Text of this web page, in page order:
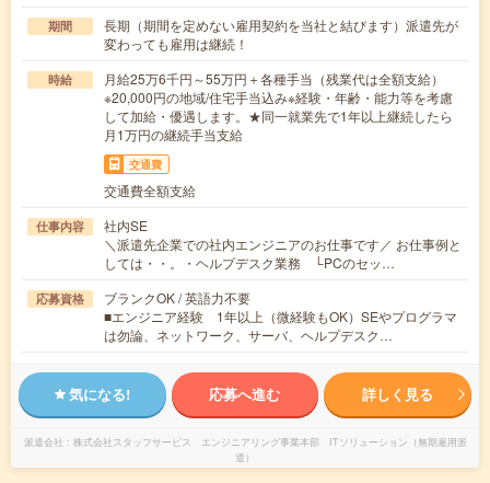
期間
長期（期間を定めない雇用契約を当社と結びます）派遣先が
変わっても雇用は継続！
時給
月給25万6千円～55万円＋各種手当（残業代は全額支給）
※20,000円の地域/住宅手当込み※経験・年齢・能力等を考慮
して加給・優遇します。★同一就業先で1年以上継続したら
月1万円の継続手当支給
交通費
交通費全額支給
仕事内容
社内SE
＼派遣先企業での社内エンジニアのお仕事です／ お仕事例と
しては・・。・ヘルプデスク業務 └PCのセッ…
応募資格
ブランクOK / 英語力不要
■エンジニア経験 1年以上（微経験もOK）SEやプログラマ
は勿論、ネットワーク、サーバ、ヘルプデスク…
気になる! 応募へ進む 詳しく見る
派遣会社
株式会社スタッフサービス エンジニアリング事業本部 ITソリューション（無期雇用派
遣）